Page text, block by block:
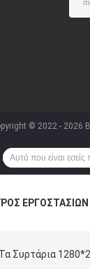
© 2022 - 2026
ΕΡΓΟΣΤΑΣΊΩΝ
Συρτάρια